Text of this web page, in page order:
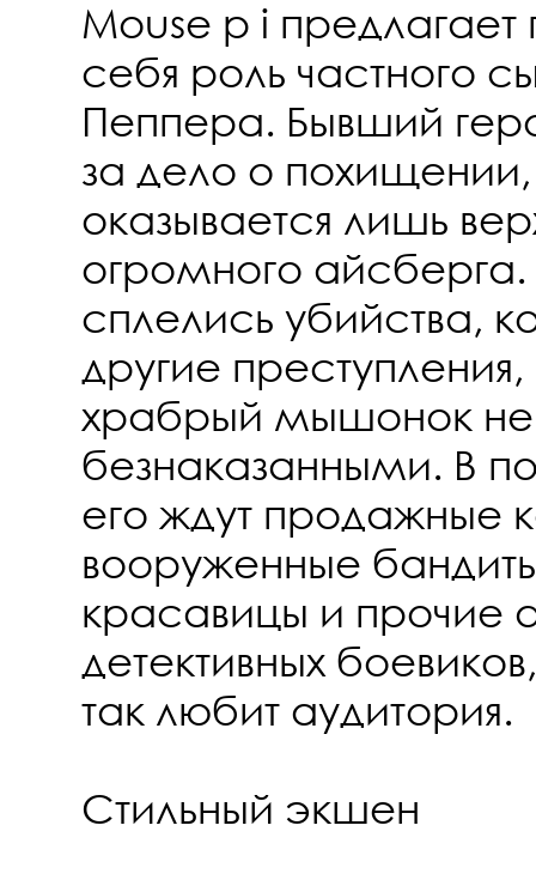
Mouse p i
себя роль частного
Пеппера. Бывший
за дело о
оказывается лишь
огромного айсберга.
сплелись убийства,
другие
храбрый мышонок не
безнаказанными. В
его ждут продажные
вооруженные
красавицы и прочие
детективных
так любит аудитория.
Стильный экшен